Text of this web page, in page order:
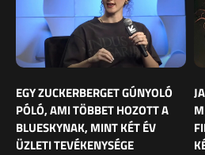
EGY ZUCKERBERGET GÚNYOLÓ
PÓLÓ, AMI TÖBBET HOZOTT A
BLUESKYNAK, MINT KÉT ÉV
ÜZLETI TEVÉKENYSÉGE